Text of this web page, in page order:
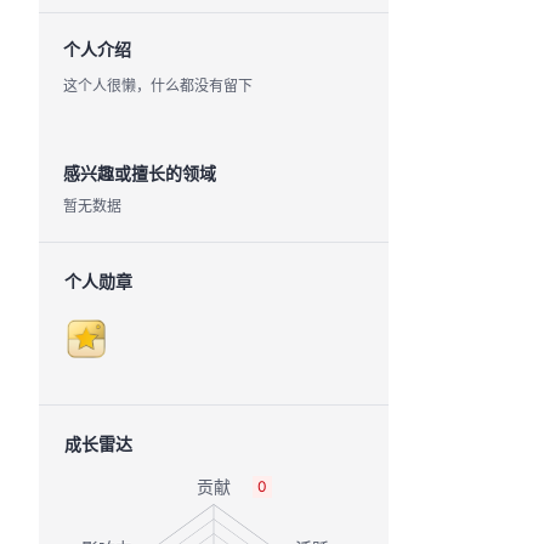
个人介绍
这个人很懒，什么都没有留下
感兴趣或擅长的领域
暂无数据
个人勋章
成长雷达
0